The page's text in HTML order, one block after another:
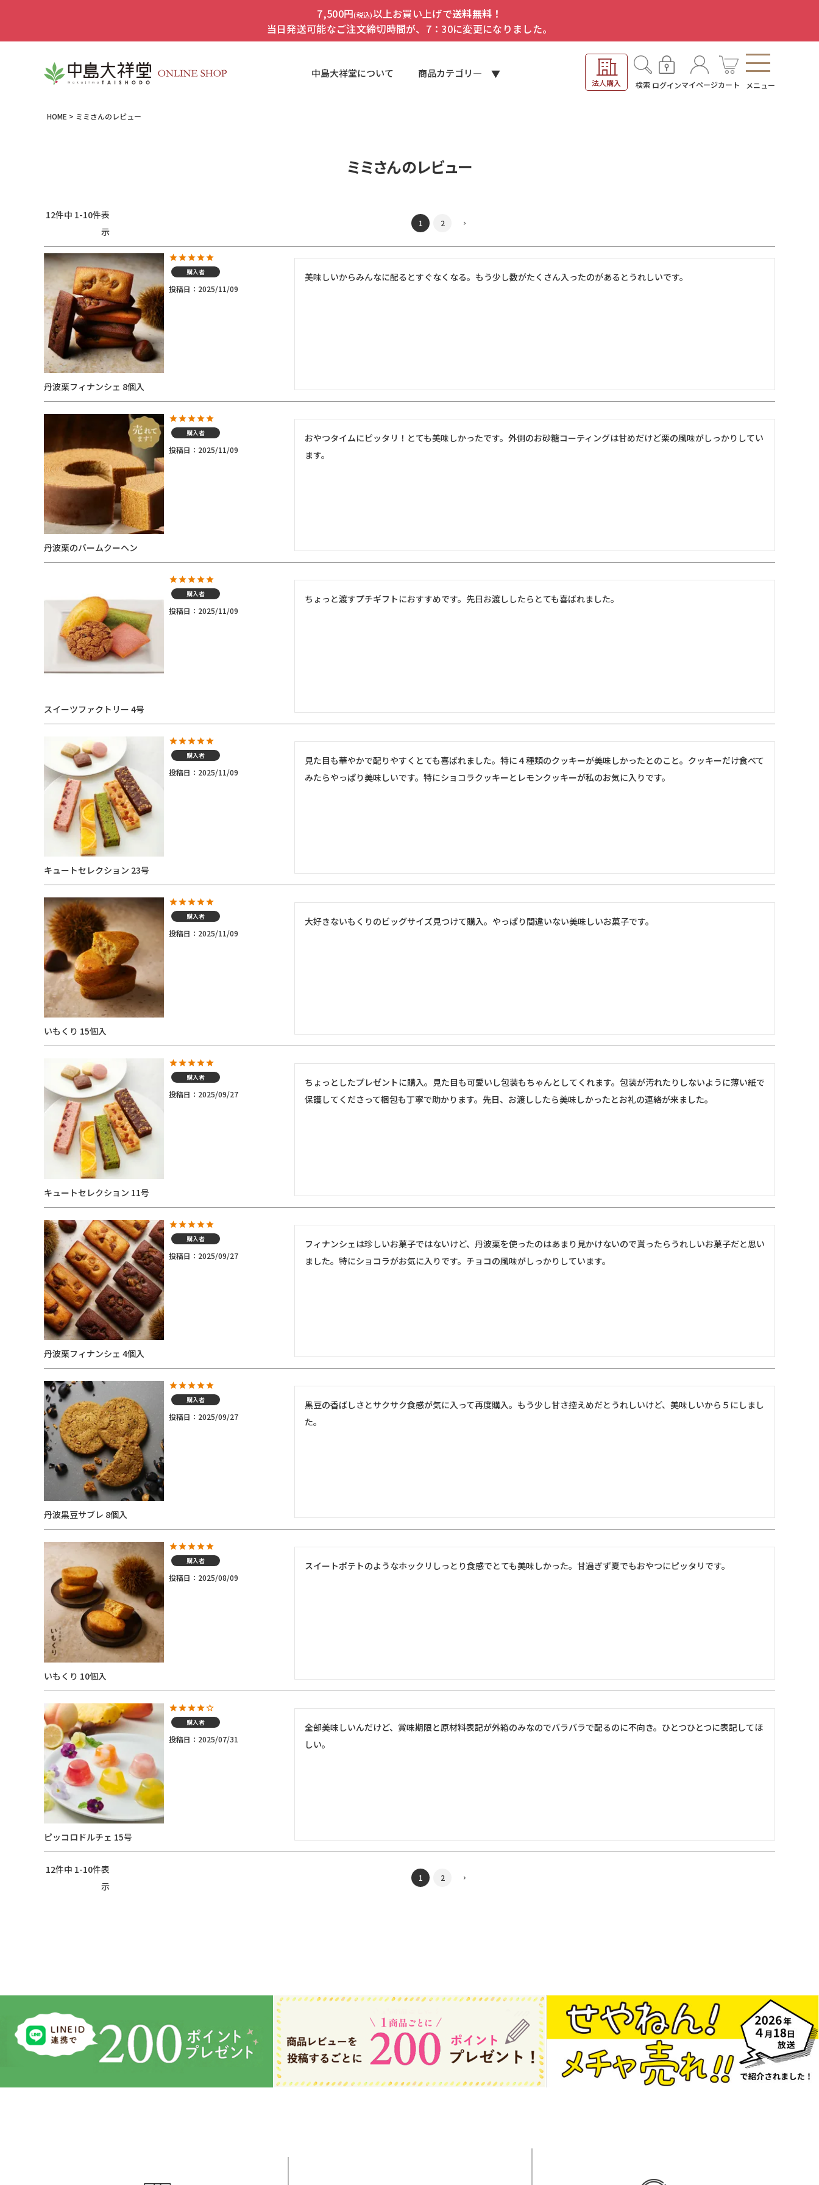
7,500円(税込)以上お買い上げで送料無料！
当日発送可能なご注文締切時間が、7：30に変更になりました。
中島大祥堂について 商品カテゴリ―
法人購入 検索 ログインマイページカート メニュー
HOME ミミさんのレビュー
ミミさんのレビュー
12件中 1-10件表
示
1 2
丹波栗フィナンシェ 8個入
購入者
投稿日 2025/11/09
美味しいからみんなに配るとすぐなくなる。もう少し数がたくさん入ったのがあるとうれしいです。
丹波栗のバームクーヘン
購入者
投稿日 2025/11/09
おやつタイムにピッタリ！とても美味しかったです。外側のお砂糖コーティングは甘めだけど栗の風味がしっかりしてい
ます。
スイーツファクトリー 4号
購入者
投稿日 2025/11/09
ちょっと渡すプチギフトにおすすめです。先日お渡ししたらとても喜ばれました。
キュートセレクション 23号
購入者
投稿日 2025/11/09
見た目も華やかで配りやすくとても喜ばれました。特に４種類のクッキーが美味しかったとのこと。クッキーだけ食べて
みたらやっぱり美味しいです。特にショコラクッキーとレモンクッキーが私のお気に入りです。
いもくり 15個入
購入者
投稿日 2025/11/09
大好きないもくりのビッグサイズ見つけて購入。やっぱり間違いない美味しいお菓子です。
キュートセレクション 11号
購入者
投稿日 2025/09/27
ちょっとしたプレゼントに購入。見た目も可愛いし包装もちゃんとしてくれます。包装が汚れたりしないように薄い紙で
保護してくださって梱包も丁寧で助かります。先日、お渡ししたら美味しかったとお礼の連絡が来ました。
丹波栗フィナンシェ 4個入
購入者
投稿日 2025/09/27
フィナンシェは珍しいお菓子ではないけど、丹波栗を使ったのはあまり見かけないので貰ったらうれしいお菓子だと思い
ました。特にショコラがお気に入りです。チョコの風味がしっかりしています。
丹波黒豆サブレ 8個入
購入者
投稿日 2025/09/27
黒豆の香ばしさとサクサク食感が気に入って再度購入。もう少し甘さ控えめだとうれしいけど、美味しいから５にしまし
た。
いもくり 10個入
購入者
投稿日 2025/08/09
スイートポテトのようなホックリしっとり食感でとても美味しかった。甘過ぎず夏でもおやつにピッタリです。
ピッコロドルチェ 15号
購入者
投稿日 2025/07/31
全部美味しいんだけど、賞味期限と原材料表記が外箱のみなのでバラバラで配るのに不向き。ひとつひとつに表記してほ
しい。
12件中 1-10件表
示
1 2